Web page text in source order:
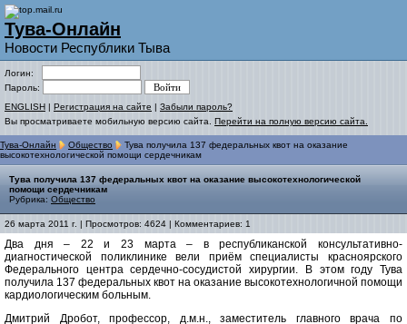
Тува-Онлайн
Новости Республики Тыва
Логин:
Пароль:
ENGLISH | Регистрация на сайте | Забыли пароль?
Вы просматриваете мобильную версию сайта. Перейти на полную версию сайта.
Тува-Онлайн Общество
Тува получила 137 федеральных квот на оказание
высокотехнологической помощи сердечникам
Тува получила 137 федеральных квот на оказание высокотехнологической
помощи сердечникам
Рубрика: Общество
26 марта 2011 г. | Просмотров: 4624 | Комментариев: 1
Два дня – 22 и 23 марта – в республиканской консультативно-
диагностической поликлинике вели приём специалисты красноярского
Федерального центра сердечно-сосудистой хирургии. В этом году Тува
получила 137 федеральных квот на оказание высокотехнологичной помощи
кардиологическим больным.
Дмитрий Дробот, профессор, д.м.н., заместитель главного врача по